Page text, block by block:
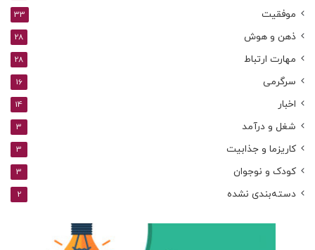
موفقیت 33
ذهن و هوش 28
مهارت ارتباط 28
سرگرمی 16
اخبار 14
شغل و درآمد 3
کاریزما و جذابیت 3
کودک و نوجوان 3
دسته‌بندی نشده 2